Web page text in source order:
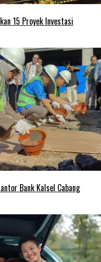
15 Proyek Investasi
Bank Kalsel Cabang